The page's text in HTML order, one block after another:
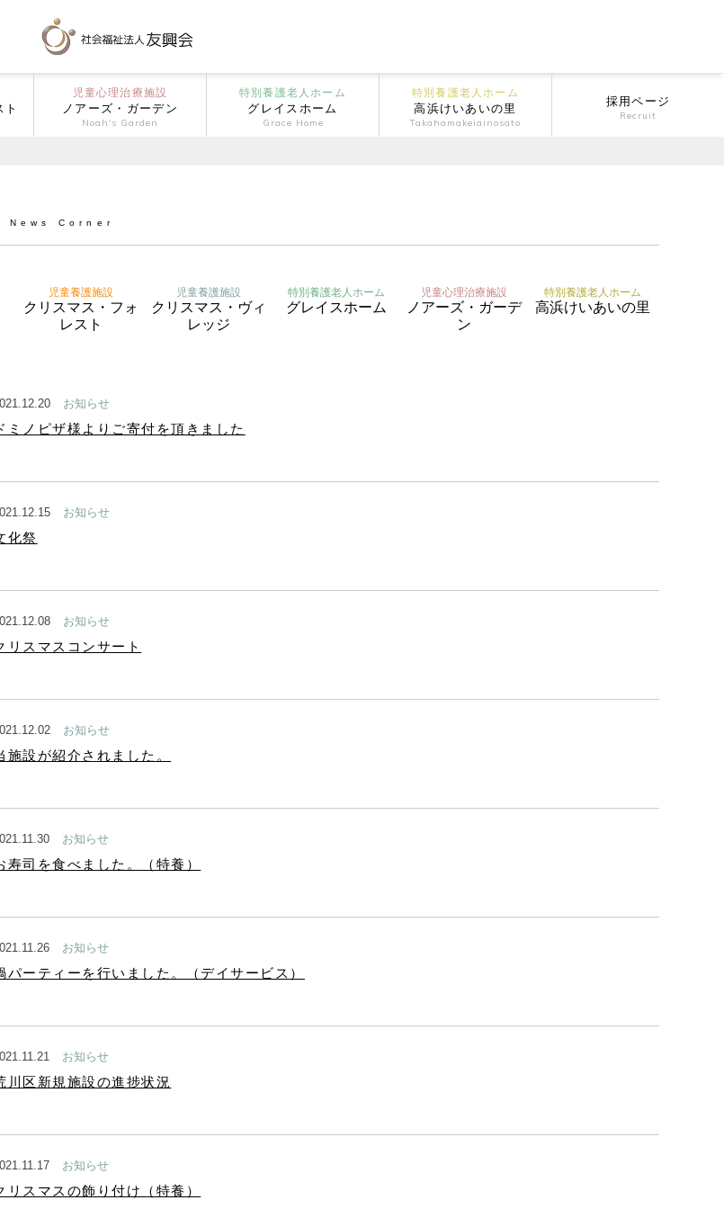
児童心理治療施設
ノアーズ・ガーデン
Noah's Garden
特別養護老人ホーム
グレイスホーム
Grace Home
特別養護老人ホーム
高浜けいあいの里
Takahamakeiainosato
採用ページ
Recruit
News Corner
児童養護施設
クリスマス・フォ
レスト
児童養護施設
クリスマス・ヴィ
レッジ
特別養護老人ホーム
グレイスホーム
児童心理治療施設
ノアーズ・ガーデ
ン
特別養護老人ホーム
高浜けいあいの里
お知らせ
ミノピザ様よりご寄付を頂きました
お知らせ
化祭
お知らせ
リスマスコンサート
お知らせ
施設が紹介されました。
お知らせ
寿司を食べました。（特養）
お知らせ
パーティーを行いました。（デイサービス）
お知らせ
川区新規施設の進捗状況
お知らせ
リスマスの飾り付け（特養）